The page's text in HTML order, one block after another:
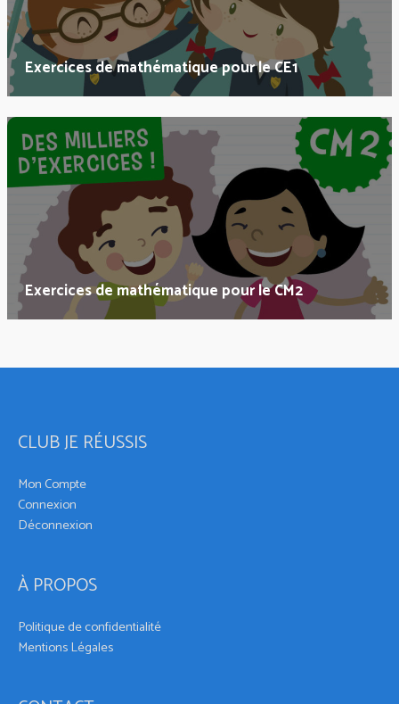
Exercices de mathématique pour le CE1
Exercices de mathématique pour le CM2
CLUB JE RÉUSSIS
Mon Compte
Connexion
Déconnexion
À PROPOS
Politique de confidentialité
Mentions Légales